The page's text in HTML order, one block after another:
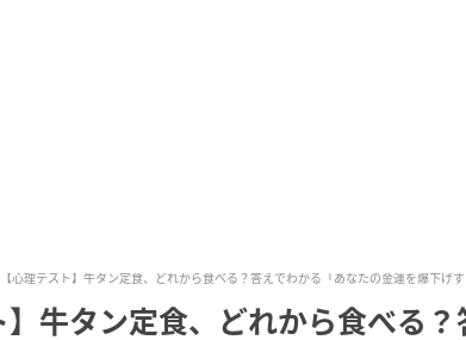
【心理テスト】牛タン定食、どれから食べる？答えでわかる「あなたの金運を爆下げす
】牛タン定食、どれから食べる